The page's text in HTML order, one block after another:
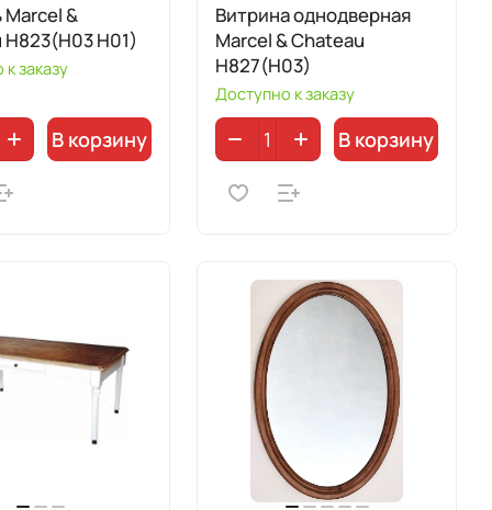
&
H01)
заказу
В корзину
Витрина однодверная
Marcel & Chateau
H827(H03)
Доступно к заказу
В корзину